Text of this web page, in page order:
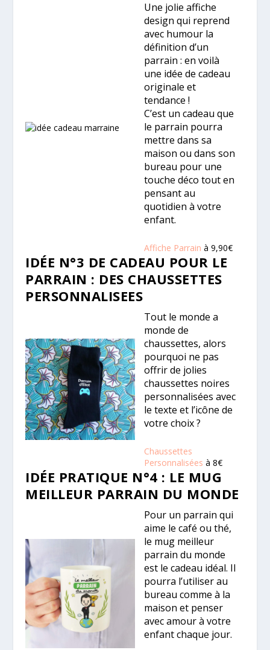
Une jolie affiche
design qui reprend
avec humour la
définition d’un
parrain : en voilà
une idée de cadeau
originale et
tendance !
C’est un cadeau que
le parrain pourra
mettre dans sa
maison ou dans son
bureau pour une
touche déco tout en
pensant au
quotidien à votre
enfant.
Affiche Parrain à 9,90€
IDÉE N°3 DE CADEAU POUR LE
PARRAIN : DES CHAUSSETTES
PERSONNALISEES
Tout le monde a
monde de
chaussettes, alors
pourquoi ne pas
offrir de jolies
chaussettes noires
personnalisées avec
le texte et l’icône de
votre choix ?
Chaussettes
Personnalisées à 8€
IDÉE PRATIQUE N°4 : LE MUG
MEILLEUR PARRAIN DU MONDE
Pour un parrain qui
aime le café ou thé,
le mug meilleur
parrain du monde
est le cadeau idéal. Il
pourra l’utiliser au
bureau comme à la
maison et penser
avec amour à votre
enfant chaque jour.